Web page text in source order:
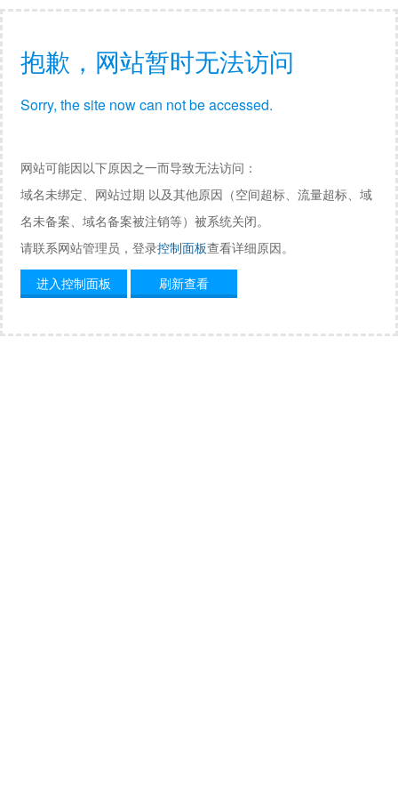
抱歉，网站暂时无法访问
Sorry, the site now can not be accessed.
网站可能因以下原因之一而导致无法访问：
域名未绑定、网站过期 以及其他原因（空间超标、流量超标、域
名未备案、域名备案被注销等）被系统关闭。
请联系网站管理员，登录控制面板查看详细原因。
进入控制面板
刷新查看